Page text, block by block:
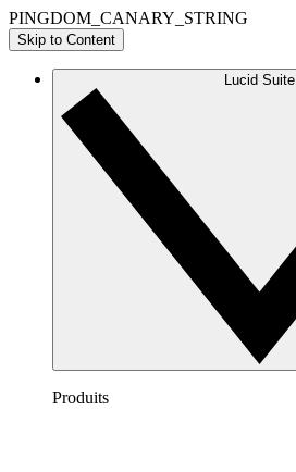
PINGDOM_CANARY_STRING
Skip to Content
Lucid Suite
Produits